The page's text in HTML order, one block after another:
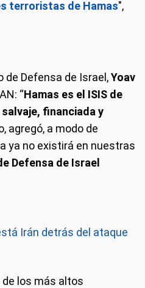
terroristas de Hamas",
de Defensa de Israel,Yoav
“Hamas es el ISIS de
financiada y
agregó, a modo de
ya no existirá en nuestras
Defensa de Israel
Irán detrás del ataque
los más altos